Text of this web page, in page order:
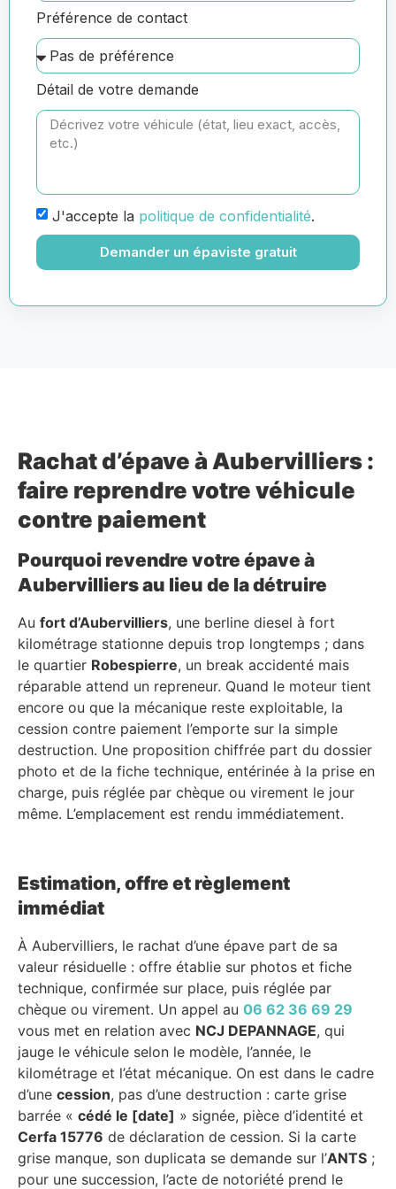
Préférence de contact
Détail de votre demande
J'accepte la politique de confidentialité.
Demander un épaviste gratuit
Rachat d’épave à Aubervilliers :
faire reprendre votre véhicule
contre paiement
Pourquoi revendre votre épave à
Aubervilliers au lieu de la détruire
Au fort d’Aubervilliers, une berline diesel à fort
kilométrage stationne depuis trop longtemps ; dans
le quartier Robespierre, un break accidenté mais
réparable attend un repreneur. Quand le moteur tient
encore ou que la mécanique reste exploitable, la
cession contre paiement l’emporte sur la simple
destruction. Une proposition chiffrée part du dossier
photo et de la fiche technique, entérinée à la prise en
charge, puis réglée par chèque ou virement le jour
même. L’emplacement est rendu immédiatement.
Estimation, offre et règlement
immédiat
À Aubervilliers, le rachat d’une épave part de sa
valeur résiduelle : offre établie sur photos et fiche
technique, confirmée sur place, puis réglée par
chèque ou virement. Un appel au 06 62 36 69 29
vous met en relation avec NCJ DEPANNAGE, qui
jauge le véhicule selon le modèle, l’année, le
kilométrage et l’état mécanique. On est dans le cadre
d’une cession, pas d’une destruction : carte grise
barrée « cédé le [date] » signée, pièce d’identité et
Cerfa 15776 de déclaration de cession. Si la carte
grise manque, son duplicata se demande sur l’ANTS ;
pour une succession, l’acte de notoriété prend le